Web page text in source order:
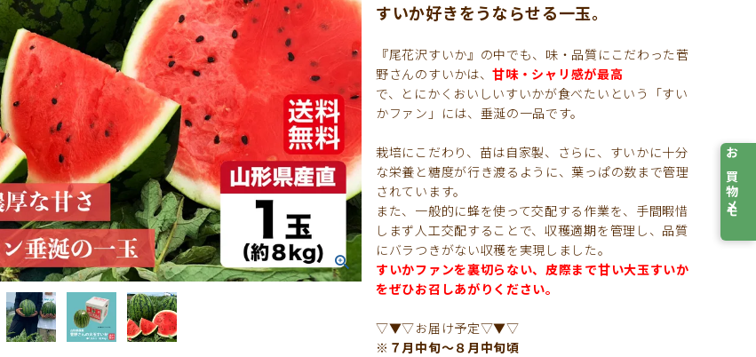
すいか好きをうならせる一玉。
『尾花沢すいか』の中でも、味・品質にこだわった菅
野さんのすいかは、甘味・シャリ感が最高
で、とにかくおいしいすいかが食べたいという「すい
かファン」には、垂涎の一品です。
栽培にこだわり、苗は自家製、さらに、すいかに十分
な栄養と糖度が行き渡るように、葉っぱの数まで管理
されています。
また、一般的に蜂を使って交配する作業を、手間暇惜
しまず人工交配することで、収穫適期を管理し、品質
にバラつきがない収穫を実現しました。
すいかファンを裏切らない、皮際まで甘い大玉すいか
をぜひお召しあがりください。
▽▼▽お届け予定▽▼▽
※７月中旬〜８月中旬頃
お買物メモ